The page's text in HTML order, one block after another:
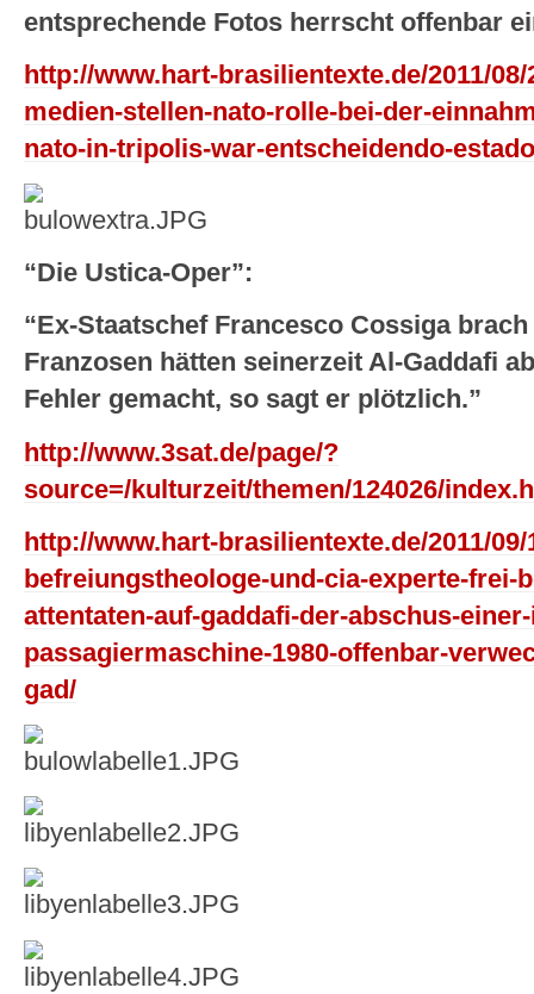
entsprechende Fotos herrscht offenbar
http://www.hart-brasilientexte.de/2011/
medien-stellen-nato-rolle-bei-der-
nato-in-tripolis-war-entscheidendo-
“Die Ustica-Oper”:
“Ex-Staatschef Francesco Cossiga
Franzosen hätten seinerzeit Al-Gaddafi
Fehler gemacht, so sagt er plötzlich.”
http://www.3sat.de/page/?
source=/kulturzeit/themen/124026/
http://www.hart-brasilientexte.de/2011/
befreiungstheologe-und-cia-experte-frei-
attentaten-auf-gaddafi-der-abschus-
passagiermaschine-1980-offenbar-
gad/